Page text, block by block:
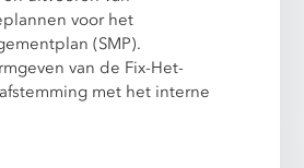
voor het
(SMP).
van de Fix-Het-
met het interne